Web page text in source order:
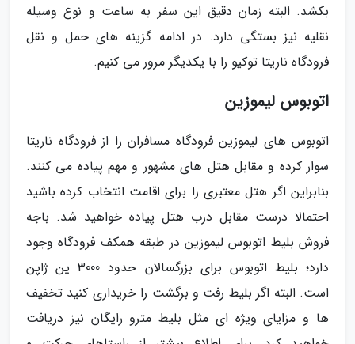
بکشد. البته زمان دقیق این سفر به ساعت و نوع وسیله
نقلیه نیز بستگی دارد. در ادامه گزینه های حمل و نقل
فرودگاه ناریتا توکیو را با یکدیگر مرور می کنیم.
اتوبوس لیموزین
اتوبوس های لیموزین فرودگاه مسافران را از فرودگاه ناریتا
سوار کرده و مقابل هتل های مشهور و مهم پیاده می کنند.
بنابراین اگر هتل معتبری را برای اقامت انتخاب کرده باشید
احتمالا درست مقابل درب هتل پیاده خواهید شد. باجه
فروش بلیط اتوبوس لیموزین در طبقه همکف فرودگاه وجود
دارد؛ بلیط اتوبوس برای بزرگسالان حدود 3000 ین ژاپن
است. البته اگر بلیط رفت و برگشت را خریداری کنید تخفیف
ها و مزایای ویژه ای مثل بلیط مترو رایگان نیز دریافت